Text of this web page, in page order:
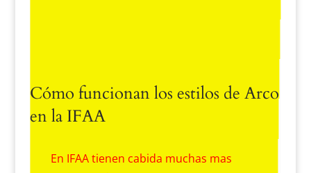
Cómo funcionan los estilos de Arco
en la IFAA
En IFAA tienen cabida muchas mas